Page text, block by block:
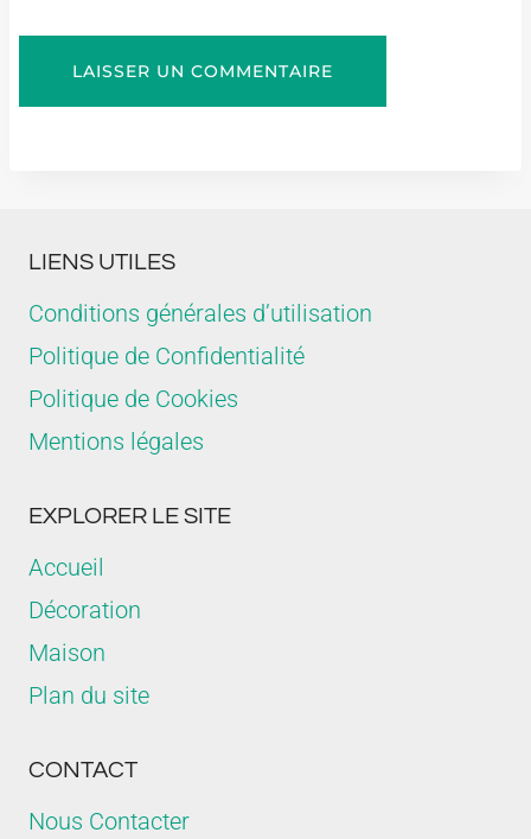
LIENS UTILES
Conditions générales d’utilisation
Politique de Confidentialité
Politique de Cookies
Mentions légales
EXPLORER LE SITE
Accueil
Décoration
Maison
Plan du site
CONTACT
Nous Contacter